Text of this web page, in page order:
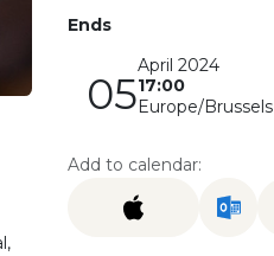
Ends
05
April 2024
17:00
Europe/Brussels
Add to calendar: